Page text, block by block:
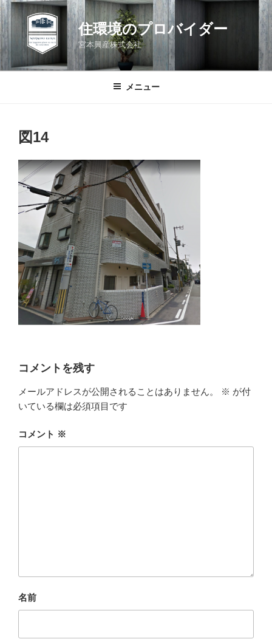
コ
ン
テ
ン
ツ
住環境のプロバイダー
宮本興産株式会社
メニュー
図14
コメントを残す
メールアドレスが公開されることはありません。 ※ が付
いている欄は必須項目です
コメント ※
名前